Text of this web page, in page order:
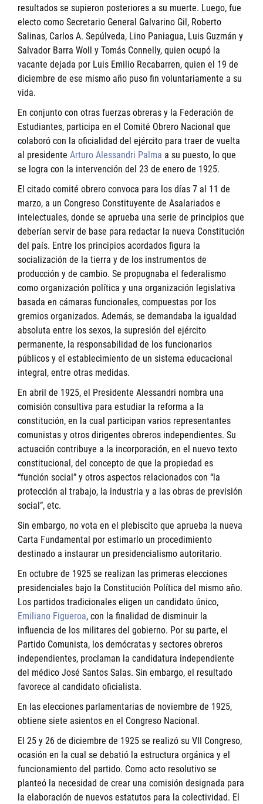
resultados se supieron posteriores a su muerte. Luego, fue
electo como Secretario General Galvarino Gil, Roberto
Salinas, Carlos A. Sepúlveda, Lino Paniagua, Luis Guzmán y
Salvador Barra Woll y Tomás Connelly, quien ocupó la
vacante dejada por Luis Emilio Recabarren, quien el 19 de
diciembre de ese mismo año puso fin voluntariamente a su
vida.
En conjunto con otras fuerzas obreras y la Federación de
Estudiantes, participa en el Comité Obrero Nacional que
colaboró con la oficialidad del ejército para traer de vuelta
al presidente Arturo Alessandri Palma a su puesto, lo que
se logra con la intervención del 23 de enero de 1925.
El citado comité obrero convoca para los días 7 al 11 de
marzo, a un Congreso Constituyente de Asalariados e
intelectuales, donde se aprueba una serie de principios que
deberían servir de base para redactar la nueva Constitución
del país. Entre los principios acordados figura la
socialización de la tierra y de los instrumentos de
producción y de cambio. Se propugnaba el federalismo
como organización política y una organización legislativa
basada en cámaras funcionales, compuestas por los
gremios organizados. Además, se demandaba la igualdad
absoluta entre los sexos, la supresión del ejército
permanente, la responsabilidad de los funcionarios
públicos y el establecimiento de un sistema educacional
integral, entre otras medidas.
En abril de 1925, el Presidente Alessandri nombra una
comisión consultiva para estudiar la reforma a la
constitución, en la cual participan varios representantes
comunistas y otros dirigentes obreros independientes. Su
actuación contribuye a la incorporación, en el nuevo texto
constitucional, del concepto de que la propiedad es
“función social” y otros aspectos relacionados con “la
protección al trabajo, la industria y a las obras de previsión
social”, etc.
Sin embargo, no vota en el plebiscito que aprueba la nueva
Carta Fundamental por estimarlo un procedimiento
destinado a instaurar un presidencialismo autoritario.
En octubre de 1925 se realizan las primeras elecciones
presidenciales bajo la Constitución Política del mismo año.
Los partidos tradicionales eligen un candidato único,
Emiliano Figueroa, con la finalidad de disminuir la
influencia de los militares del gobierno. Por su parte, el
Partido Comunista, los demócratas y sectores obreros
independientes, proclaman la candidatura independiente
del médico José Santos Salas. Sin embargo, el resultado
favorece al candidato oficialista.
En las elecciones parlamentarias de noviembre de 1925,
obtiene siete asientos en el Congreso Nacional.
El 25 y 26 de diciembre de 1925 se realizó su VII Congreso,
ocasión en la cual se debatió la estructura orgánica y el
funcionamiento del partido. Como acto resolutivo se
planteó la necesidad de crear una comisión designada para
la elaboración de nuevos estatutos para la colectividad. El